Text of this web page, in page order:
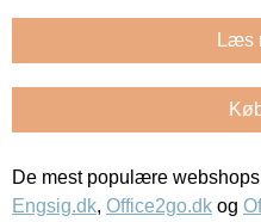
Læs
De mest populære
Engsig.dk, Office2go.dk og